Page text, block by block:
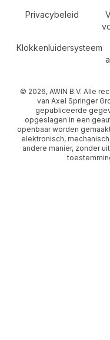
Secondary Footer
Privacybeleid
Klokkenluidersysteem
© 2026, AWIN B.V. Alle
van Axel Springer
gepubliceerde
opgeslagen in een
openbaar worden
elektronisch,
andere manier, zonder